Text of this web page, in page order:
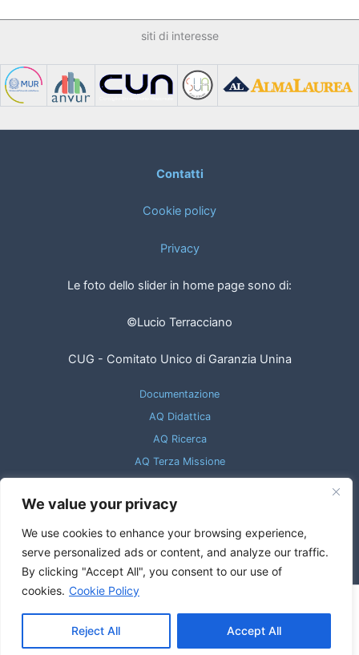
We value your privacy
We use cookies to enhance your browsing experience,
serve personalized ads or content, and analyze our traffic.
By clicking "Accept All", you consent to our use of
cookies. Cookie Policy
Reject All Accept All
siti di interesse
Contatti
Cookie policy
Privacy
Le foto dello slider in home page sono di:
©Lucio Terracciano
CUG - Comitato Unico di Garanzia Unina
Documentazione
AQ Didattica
AQ Ricerca
AQ Terza Missione
FAQ
Galleria foto